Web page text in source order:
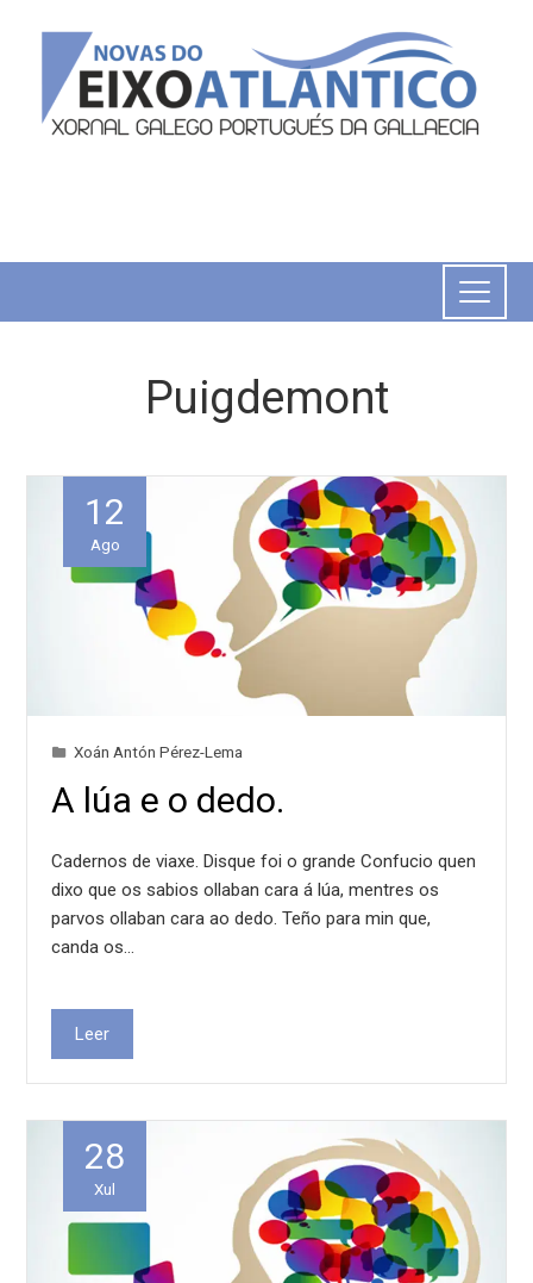
Puigdemont
12
Ago
Xoán Antón Pérez-Lema
A lúa e o dedo.
Cadernos de viaxe. Disque foi o grande Confucio quen
dixo que os sabios ollaban cara á lúa, mentres os
parvos ollaban cara ao dedo. Teño para min que,
canda os…
Leer
28
Xul